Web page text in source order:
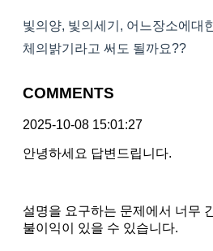
빛의양, 빛의세기, 어느장소에대
체의밝기라고 써도 될까요??
COMMENTS
2025-10-08 15:01:27
안녕하세요 답변드립니다.
설명을 요구하는 문제에서 너무
불이익이 있을 수 있습니다.